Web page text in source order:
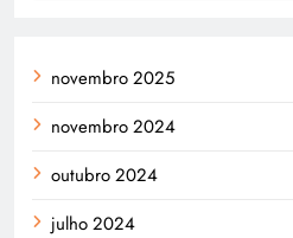
novembro 2025
novembro 2024
outubro 2024
julho 2024